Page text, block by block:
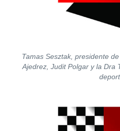
Tamas Sesztak, presidente
Ajedrez, Judit Polgar y la Dra